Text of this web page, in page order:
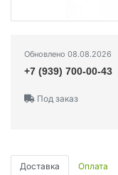
Обновлено 08.08.2026
+7 (939) 700-00-43
Под заказ
Доставка Оплата